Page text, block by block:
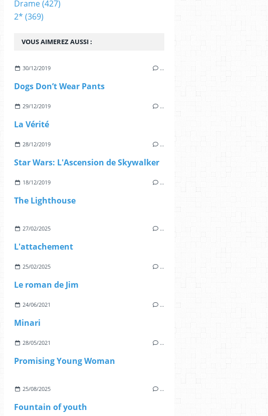
VOUS AIMEREZ AUSSI :
30/12/2019 …
Dogs Don’t Wear Pants
29/12/2019 …
La Vérité
28/12/2019 …
Star Wars: L'Ascension de Skywalker
18/12/2019 …
The Lighthouse
27/02/2025 …
L'attachement
25/02/2025 …
Le roman de Jim
24/06/2021 …
Minari
28/05/2021 …
Promising Young Woman
25/08/2025 …
Fountain of youth
Drame(427)
2* (369)